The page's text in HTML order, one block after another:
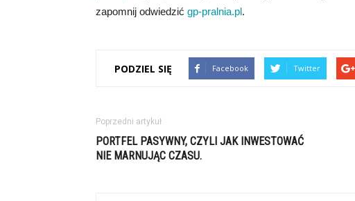
zapomnij odwiedzić gp-pralnia.pl.
PODZIEL SIĘ Facebook Twitter
Poprzedni artykuł
PORTFEL PASYWNY, CZYLI JAK INWESTOWAĆ
NIE MARNUJĄC CZASU.